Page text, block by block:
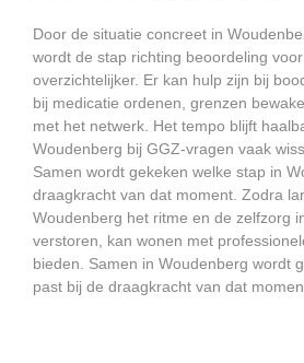
Door de situatie concreet in
wordt de stap richting beoordeling
overzichtelijker. Er kan hulp zijn bij
bij medicatie ordenen, grenzen
met het netwerk. Het tempo blijft
Woudenberg bij GGZ-vragen vaak
Samen wordt gekeken welke stap in
draagkracht van dat moment. Zodra
Woudenberg het ritme en de zelfzorg
verstoren, kan wonen met
bieden. Samen in Woudenberg wordt
past bij de draagkracht van dat